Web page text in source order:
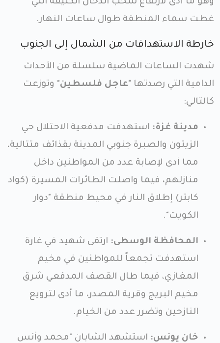
وهو ما أدى لارتفاع سحب الدخان الكثيفة التي
غطت سماء المنطقة طوال ساعات النهار.
خارطة الاستهدافات من الشمال إلى الجنوب
شهدت الساعات الماضية سلسلة من الأحداث
الدامية التي رصدتها "عاجل فلسطين" وتوزعت
كالتالي:
مدينة غزة: استهدفت مدفعية الاحتلال حي
الزيتون والصبرة جنوبي المدينة بقذائف متتالية،
مما أدى لإصابة عدد من المواطنين داخل
منازلهم، فيما واصلت الطائرات المسيرة (كواد
كابتر) إطلاق النار في محيط منطقة "دوار
الكويت".
المحافظة الوسطى: ارتقى شهيد في غارة
استهدفت تجمعاً للمواطنين في مخيم
المغازي، فيما طال القصف المدفعي شرق
مخيم البريج وقرية المصدر، ما أدى لترويع
النازحين وتضرر عدد من الخيام.
خان يونس: استشهد الشابان "محمد وأنس